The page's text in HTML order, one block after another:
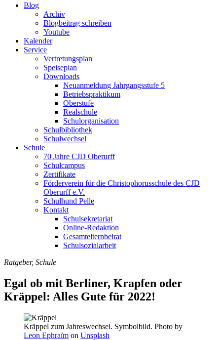
Blog
Archiv
Blogbeitrag schreiben
Youtube
Kalender
Service
Vertretungsplan
Speiseplan
Downloads
Neuanmeldung Jahrgangsstufe 5
Betriebspraktikum
Oberstufe
Realschule
Schulorganisation
Schulbibliothek
Schulwechsel
Schule
70 Jahre CJD Oberurff
Schulcampus
Zertifikate
Förderverein für die Christophorusschule des CJD
Oberurff e.V.
Schulhund Pelle
Kontakt
Schulsekretariat
Online-Redaktion
Gesamtelternbeirat
Schulsozialarbeit
Ratgeber, Schule
Egal ob mit Berliner, Krapfen oder
Kräppel: Alles Gute für 2022!
Kräppel zum Jahreswechsel. Symbolbild. Photo by
Leon Ephraïm on Unsplash